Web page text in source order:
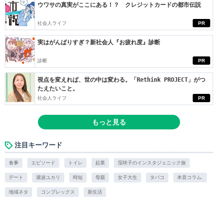
PR
ウワサの真実がここにある！？ クレジットカードの都市伝説
社会人ライフ
PR
実はがんばりすぎ？新社会人『お疲れ度』診断
診断
PR
視点を変えれば、世の中は変わる。「Rethink PROJECT」がつ
たえたいこと。
社会人ライフ
もっと見る
注目キーワード
食事 エピソード トイレ 起業 窪咲子のインスタジェニック旅
デート 瀧波ユカリ 時短 母親 女子大生 タバコ 本音コラム.
地域ネタ コンプレックス 新生活